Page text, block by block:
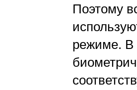
Поэтому
режиме. В